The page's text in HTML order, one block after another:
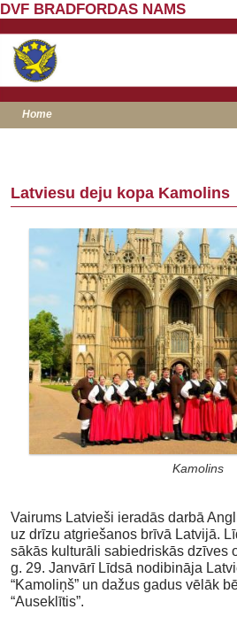
DVF BRADFORDAS NAMS
Home
Latviesu deju kopa Kamolins
Kamolins
Vairums Latvieši ieradās darbā
uz drīzu atgriešanos brīvā Latvijā.
sākās kulturāli sabiedriskās dzīves
g. 29. Janvārī Līdsā nodibināja
“Kamoliņš” un dažus gadus vēlāk
“Auseklītis”.